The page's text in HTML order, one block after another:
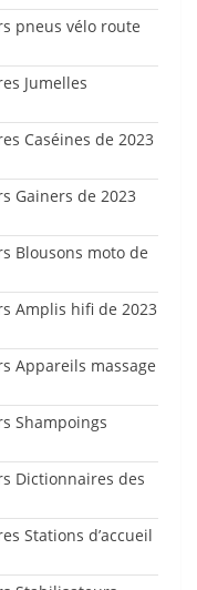
pneus vélo route
Jumelles
Caséines de 2023
Gainers de 2023
Blousons moto de
Amplis hifi de 2023
Appareils massage
Shampoings
Dictionnaires des
Stations d’accueil